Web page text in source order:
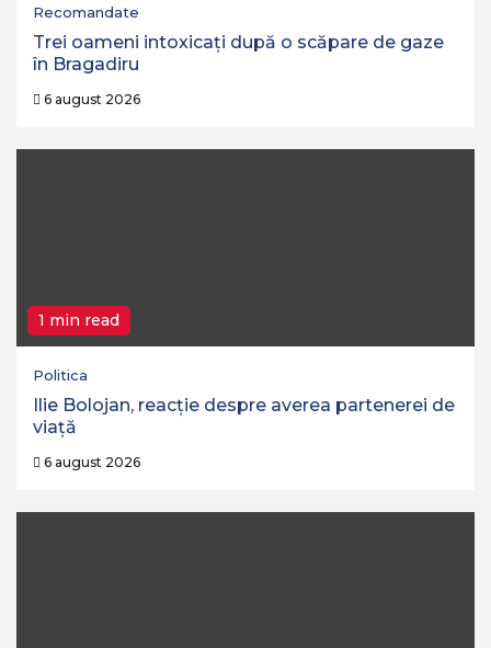
Recomandate
Trei oameni intoxicați după o scăpare de gaze
în Bragadiru
6 august 2026
1 min read
Politica
Ilie Bolojan, reacție despre averea partenerei de
viață
6 august 2026